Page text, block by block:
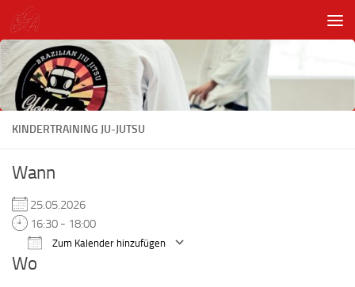
Unter dem Inhalt
KINDERTRAINING JU-JUTSU
Wann
25.05.2026
16:30 - 18:00
Zum Kalender hinzufügen
Wo